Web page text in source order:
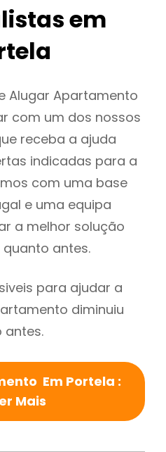
em
Alugar Apartamento
com um dos nossos
receba a ajuda
indicadas para a
com uma base
e uma equipa
a melhor solução
antes.
para ajudar a
diminuiu
antes.
Em Portela :
Mais